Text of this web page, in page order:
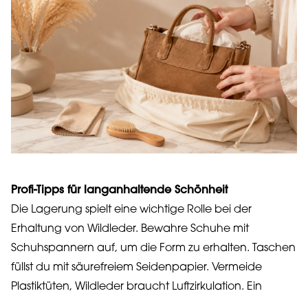
Profi-Tipps für langanhaltende Schönheit
Die Lagerung spielt eine wichtige Rolle bei der
Erhaltung von Wildleder. Bewahre Schuhe mit
Schuhspannern auf, um die Form zu erhalten. Taschen
füllst du mit säurefreiem Seidenpapier. Vermeide
Plastiktüten, Wildleder braucht Luftzirkulation. Ein